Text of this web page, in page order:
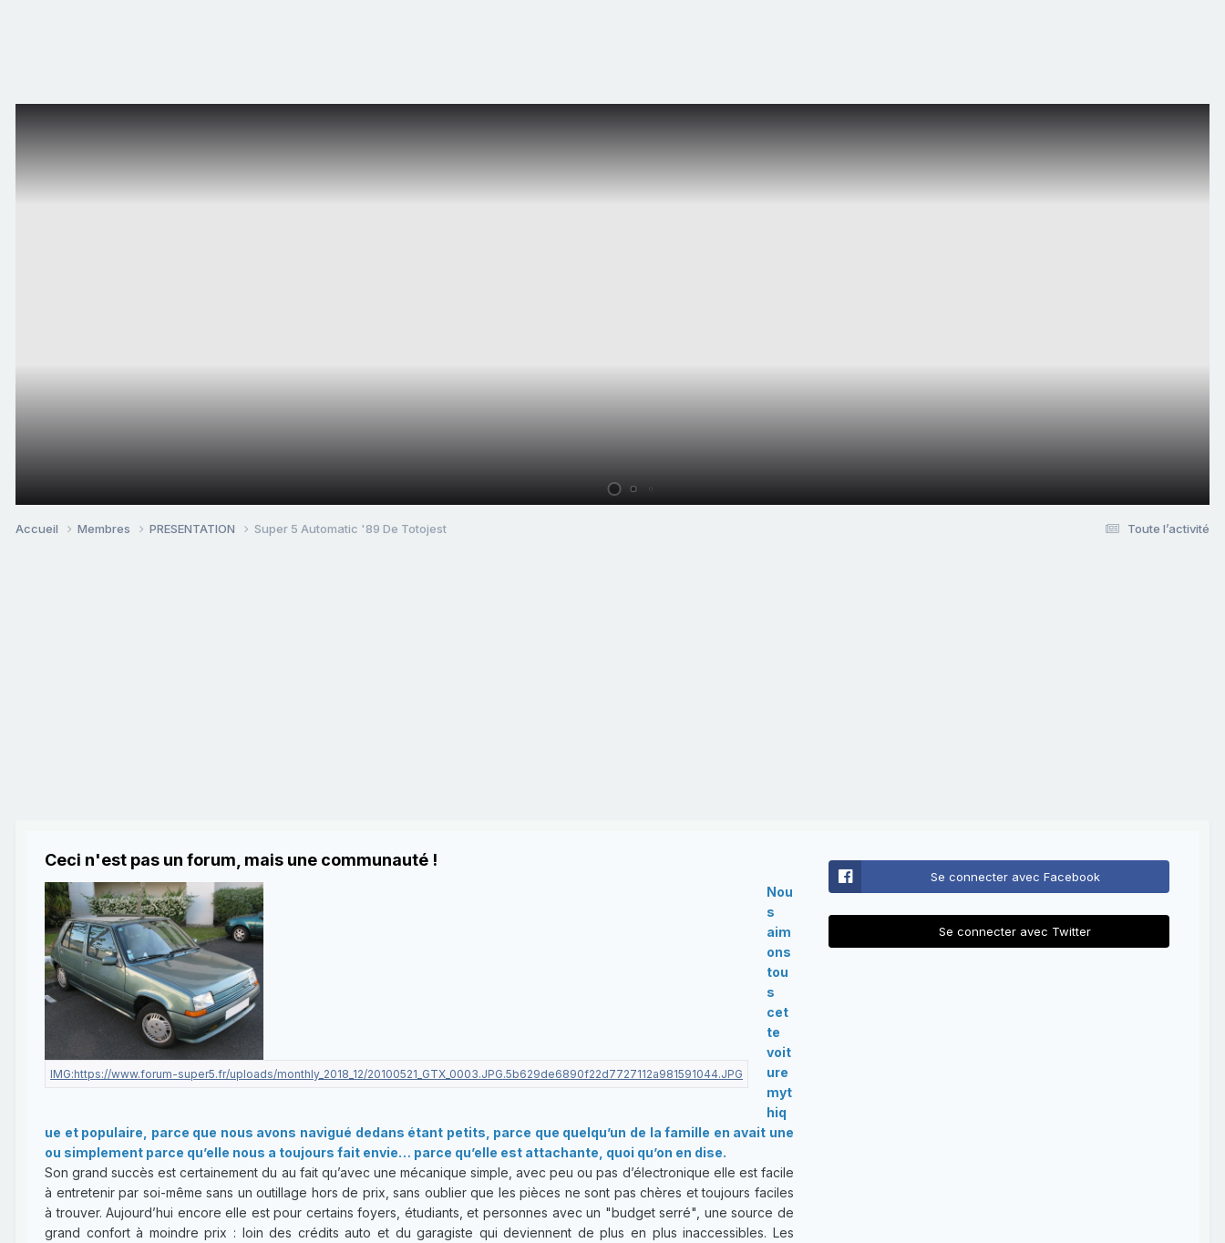
Toute l’activité
Accueil Membres PRESENTATION Super 5 Automatic '89 De Totojest
Ceci n'est pas un forum, mais une communauté !
Nou
s
aim
ons
tou
s
cet
te
voit
ure
myt
hiq
ue et populaire, parce que nous avons navigué dedans étant petits, parce que quelqu’un de la famille en avait une
ou simplement parce qu’elle nous a toujours fait envie… parce qu’elle est attachante, quoi qu’on en dise.
Son grand succès est certainement du au fait qu’avec une mécanique simple, avec peu ou pas d’électronique elle est facile
à entretenir par soi-même sans un outillage hors de prix, sans oublier que les pièces ne sont pas chères et toujours faciles
à trouver. Aujourd’hui encore elle est pour certains foyers, étudiants, et personnes avec un "budget serré", une source de
grand confort à moindre prix : loin des crédits auto et du garagiste qui deviennent de plus en plus inaccessibles. Les
Se connecter avec Facebook
Se connecter avec Twitter